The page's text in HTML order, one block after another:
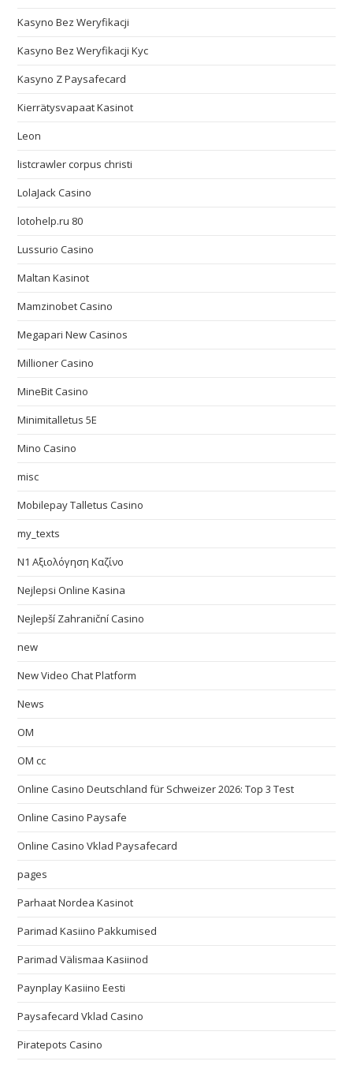
Kasyno Bez Weryfikacji
Kasyno Bez Weryfikacji Kyc
Kasyno Z Paysafecard
Kierrätysvapaat Kasinot
Leon
listcrawler corpus christi
LolaJack Casino
lotohelp.ru 80
Lussurio Casino
Maltan Kasinot
Mamzinobet Casino
Megapari New Casinos
Millioner Casino
MineBit Casino
Minimitalletus 5E
Mino Casino
misc
Mobilepay Talletus Casino
my_texts
N1 Αξιολόγηση Καζίνο
Nejlepsi Online Kasina
Nejlepší Zahraniční Casino
new
New Video Chat Platform
News
OM
OM cc
Online Casino Deutschland für Schweizer 2026: Top 3 Test
Online Casino Paysafe
Online Casino Vklad Paysafecard
pages
Parhaat Nordea Kasinot
Parimad Kasiino Pakkumised
Parimad Välismaa Kasiinod
Paynplay Kasiino Eesti
Paysafecard Vklad Casino
Piratepots Casino